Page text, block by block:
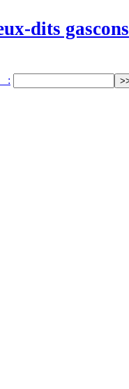
dits gascons
: